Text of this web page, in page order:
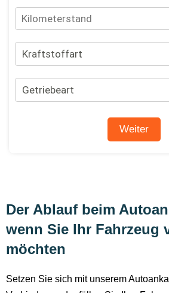
Der Ablauf beim
wenn Sie Ihr Fahrzeug
möchten
Setzen Sie sich mit unserem